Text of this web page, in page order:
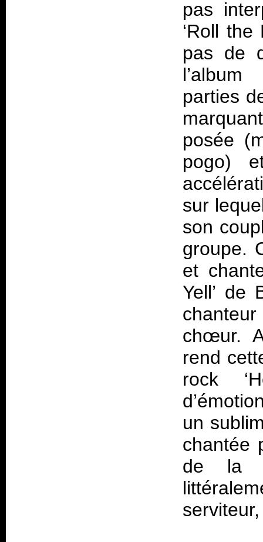
pas
‘Roll the
pas de
parties
posée
pogo)
sur
son
groupe.
et
Yell’ de
chœur.
rend
rock
un
chantée
de la